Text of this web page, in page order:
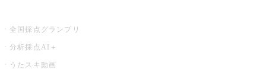
全国採点グランプリ
分析採点AI＋
うたスキ動画